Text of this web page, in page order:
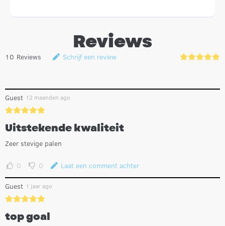
Reviews
10 Reviews Schrijf een review
Guest 12 maanden ago
Uitstekende kwaliteit
Zeer stevige palen
0 0 Laat een comment achter
Guest 1 jaar ago
top goal